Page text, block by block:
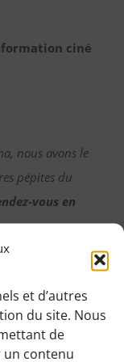
et d’autres
du site. Nous
de
contenu
ciné
nous avons le
pépites du
vous en
sous-
pour
filles, à travers